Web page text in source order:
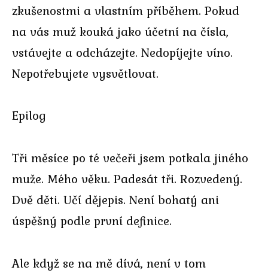
zkušenostmi a vlastním příběhem. Pokud
na vás muž kouká jako účetní na čísla,
vstávejte a odcházejte. Nedopíjejte víno.
Nepotřebujete vysvětlovat.
Epilog
Tři měsíce po té večeři jsem potkala jiného
muže. Mého věku. Padesát tři. Rozvedený.
Dvě děti. Učí dějepis. Není bohatý ani
úspěšný podle první definice.
Ale když se na mě dívá, není v tom